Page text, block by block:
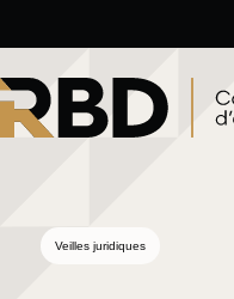
au
contenu
Veilles juridiques